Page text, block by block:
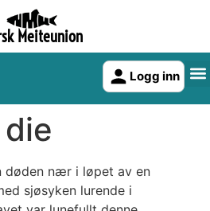
Meiteunion
Logg inn
døden nær i løpet av en
sjøsyken lurende i